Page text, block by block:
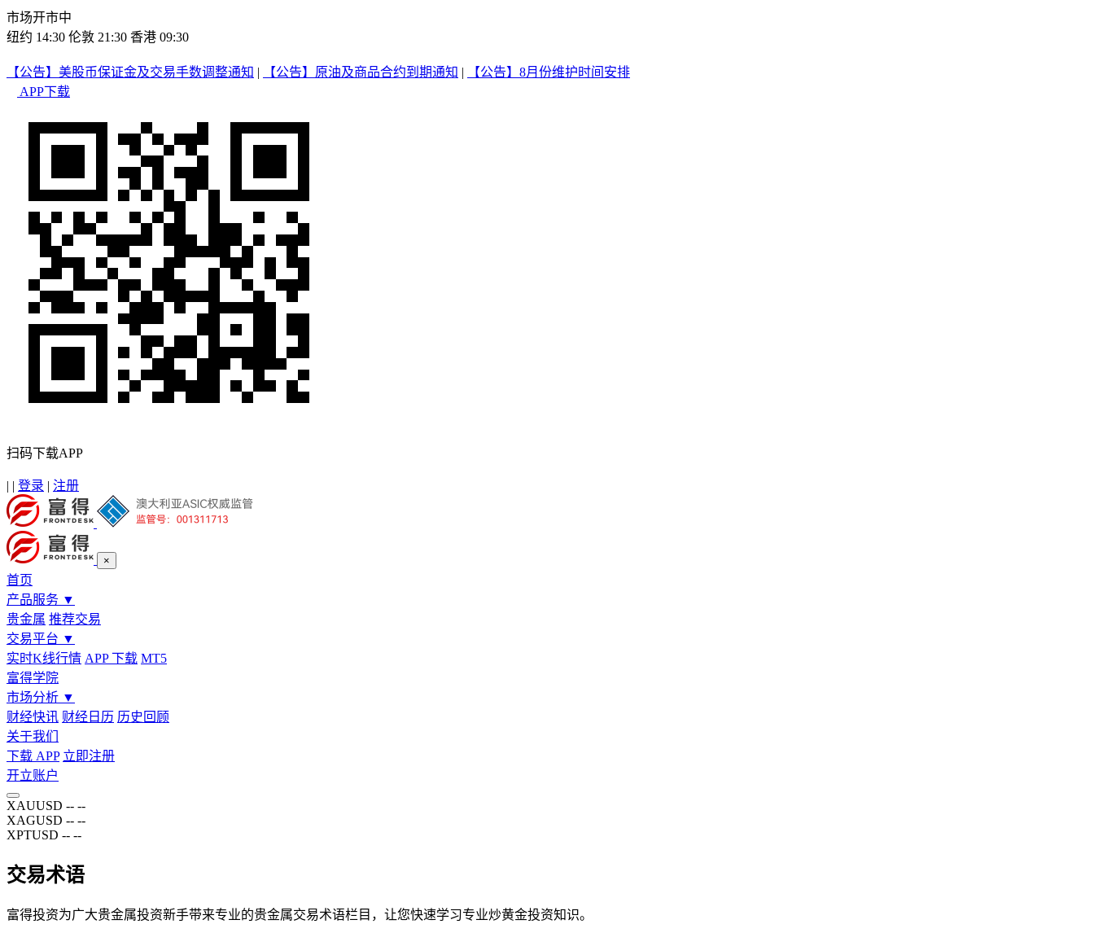
市场开市中
纽约 14:30 伦敦 21:30 香港 09:30
【公告】美股币保证金及交易手数调整通知 | 【公告】原油及商品合约到期通知 |
【公告】8月份维护时间安排
APP下载
扫码下载APP
| | 登录 | 注册
×
首页
产品服务 ▼
贵金属 推荐交易
交易平台 ▼
实时K线行情 APP 下载 MT5
富得学院
市场分析 ▼
财经快讯 财经日历 历史回顾
关于我们
下载 APP 立即注册
开立账户
XAUUSD -- --
XAGUSD -- --
XPTUSD -- --
交易术语
富得投资为广大贵金属投资新手带来专业的贵金属交易术语栏目，让您快速学习专业炒黄金投资知识。